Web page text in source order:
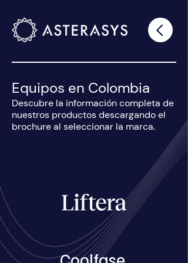
Equipos en Colombia
Descubre la información completa de
nuestros productos descargando el
brochure al seleccionar la marca.